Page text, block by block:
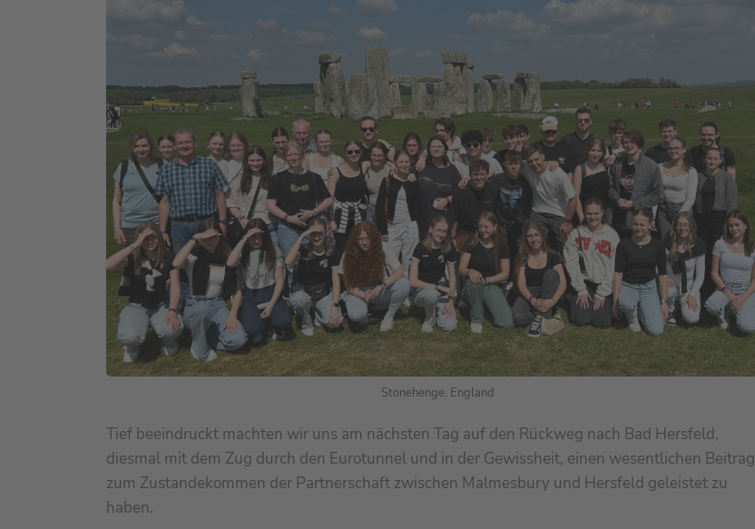
Stonehenge, England
Tief beeindruckt machten wir uns am nächsten Tag auf den Rückweg nach Bad Hersfeld,
diesmal mit dem Zug durch den Eurotunnel und in der Gewissheit, einen wesentlichen Beitrag
zum Zustandekommen der Partnerschaft zwischen Malmesbury und Hersfeld geleistet zu
haben.